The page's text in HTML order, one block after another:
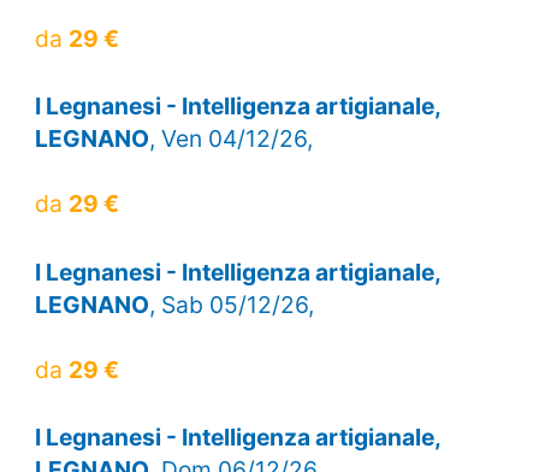
da 29 €
I Legnanesi - Intelligenza artigianale,
LEGNANO, Ven 04/12/26,
da 29 €
I Legnanesi - Intelligenza artigianale,
LEGNANO, Sab 05/12/26,
da 29 €
I Legnanesi - Intelligenza artigianale,